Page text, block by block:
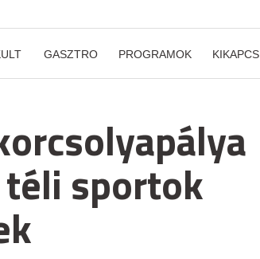
GASZTRO PROGRAMOK KIKAPCS
sportok